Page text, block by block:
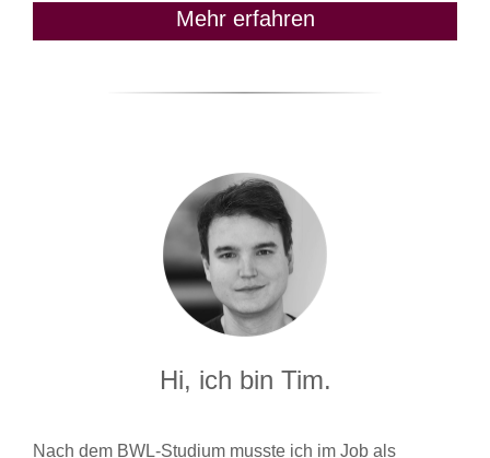
Mehr erfahren
Hi, ich bin Tim.
Nach dem BWL-Studium musste ich im Job als